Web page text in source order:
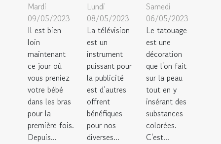
Mardi
09/05/2023
Il est bien
loin
maintenant
ce jour où
vous preniez
votre bébé
dans les bras
pour la
première fois.
Depuis...
Lundi
08/05/2023
La télévision
est un
instrument
puissant pour
la publicité
est d’autres
offrent
bénéfiques
pour nos
diverses...
Samedi
06/05/2023
Le tatouage
est une
décoration
que l'on fait
sur la peau
tout en y
insérant des
substances
colorées.
C'est...